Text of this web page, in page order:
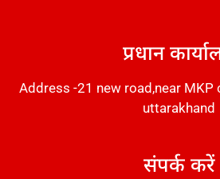
प्रधान
Address -21 new road,near MKP
uttarakhand
संपर्क करें